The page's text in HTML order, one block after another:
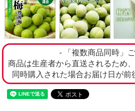
- 「複数商品同時」
商品は生産者から直送されるため
同時購入された場合お届け日が前